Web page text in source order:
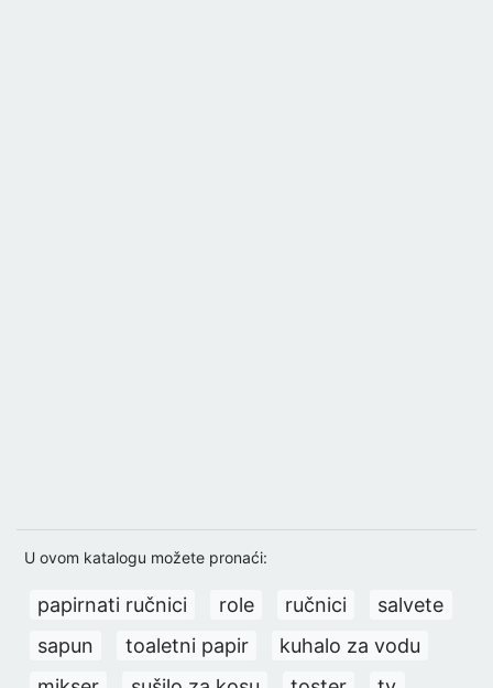
U ovom katalogu možete pronaći:
papirnati ručnici role ručnici
salvete
sapun
toaletni papir
kuhalo za vodu